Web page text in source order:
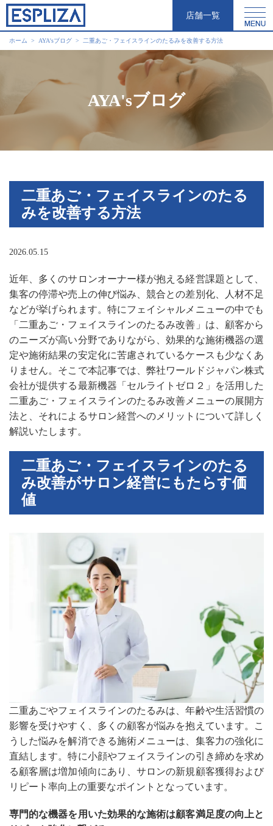
店舗一覧
ホーム AYA'sブログ 二重あご・フェイスラインのたるみを改善する方法
AYA'sブログ
二重あご・フェイスラインのたる
みを改善する方法
2026.05.15
近年、多くのサロンオーナー様が抱える経営課題として、
集客の停滞や売上の伸び悩み、競合との差別化、人材不足
などが挙げられます。特にフェイシャルメニューの中でも
「二重あご・フェイスラインのたるみ改善」は、顧客から
のニーズが高い分野でありながら、効果的な施術機器の選
定や施術結果の安定化に苦慮されているケースも少なくあ
りません。そこで本記事では、弊社ワールドジャパン株式
会社が提供する最新機器「セルライトゼロ２」を活用した
二重あご・フェイスラインのたるみ改善メニューの展開方
法と、それによるサロン経営へのメリットについて詳しく
解説いたします。
二重あご・フェイスラインのたる
み改善がサロン経営にもたらす価
値
二重あごやフェイスラインのたるみは、年齢や生活習慣の
影響を受けやすく、多くの顧客が悩みを抱えています。こ
うした悩みを解消できる施術メニューは、集客力の強化に
直結します。特に小顔やフェイスラインの引き締めを求め
る顧客層は増加傾向にあり、サロンの新規顧客獲得および
リピート率向上の重要なポイントとなっています。
専門的な機器を用いた効果的な施術は顧客満足度の向上と